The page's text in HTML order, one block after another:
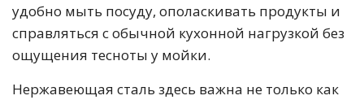
удобно мыть посуду, ополаскивать продукты и
справляться с обычной кухонной нагрузкой без
ощущения тесноты у мойки.
Нержавеющая сталь здесь важна не только как